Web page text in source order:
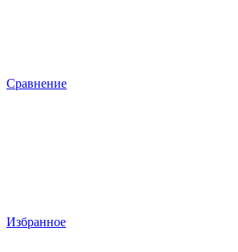
Сравнение
Избранное